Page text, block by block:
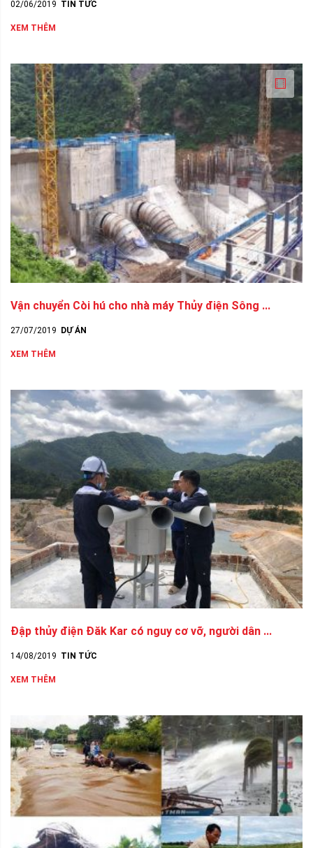
02/06/2019 TIN TỨC
XEM THÊM
Vận chuyển Còi hú cho nhà máy Thủy điện Sông ...
27/07/2019 DỰ ÁN
XEM THÊM
Đập thủy điện Đăk Kar có nguy cơ vỡ, người dân ...
14/08/2019 TIN TỨC
XEM THÊM